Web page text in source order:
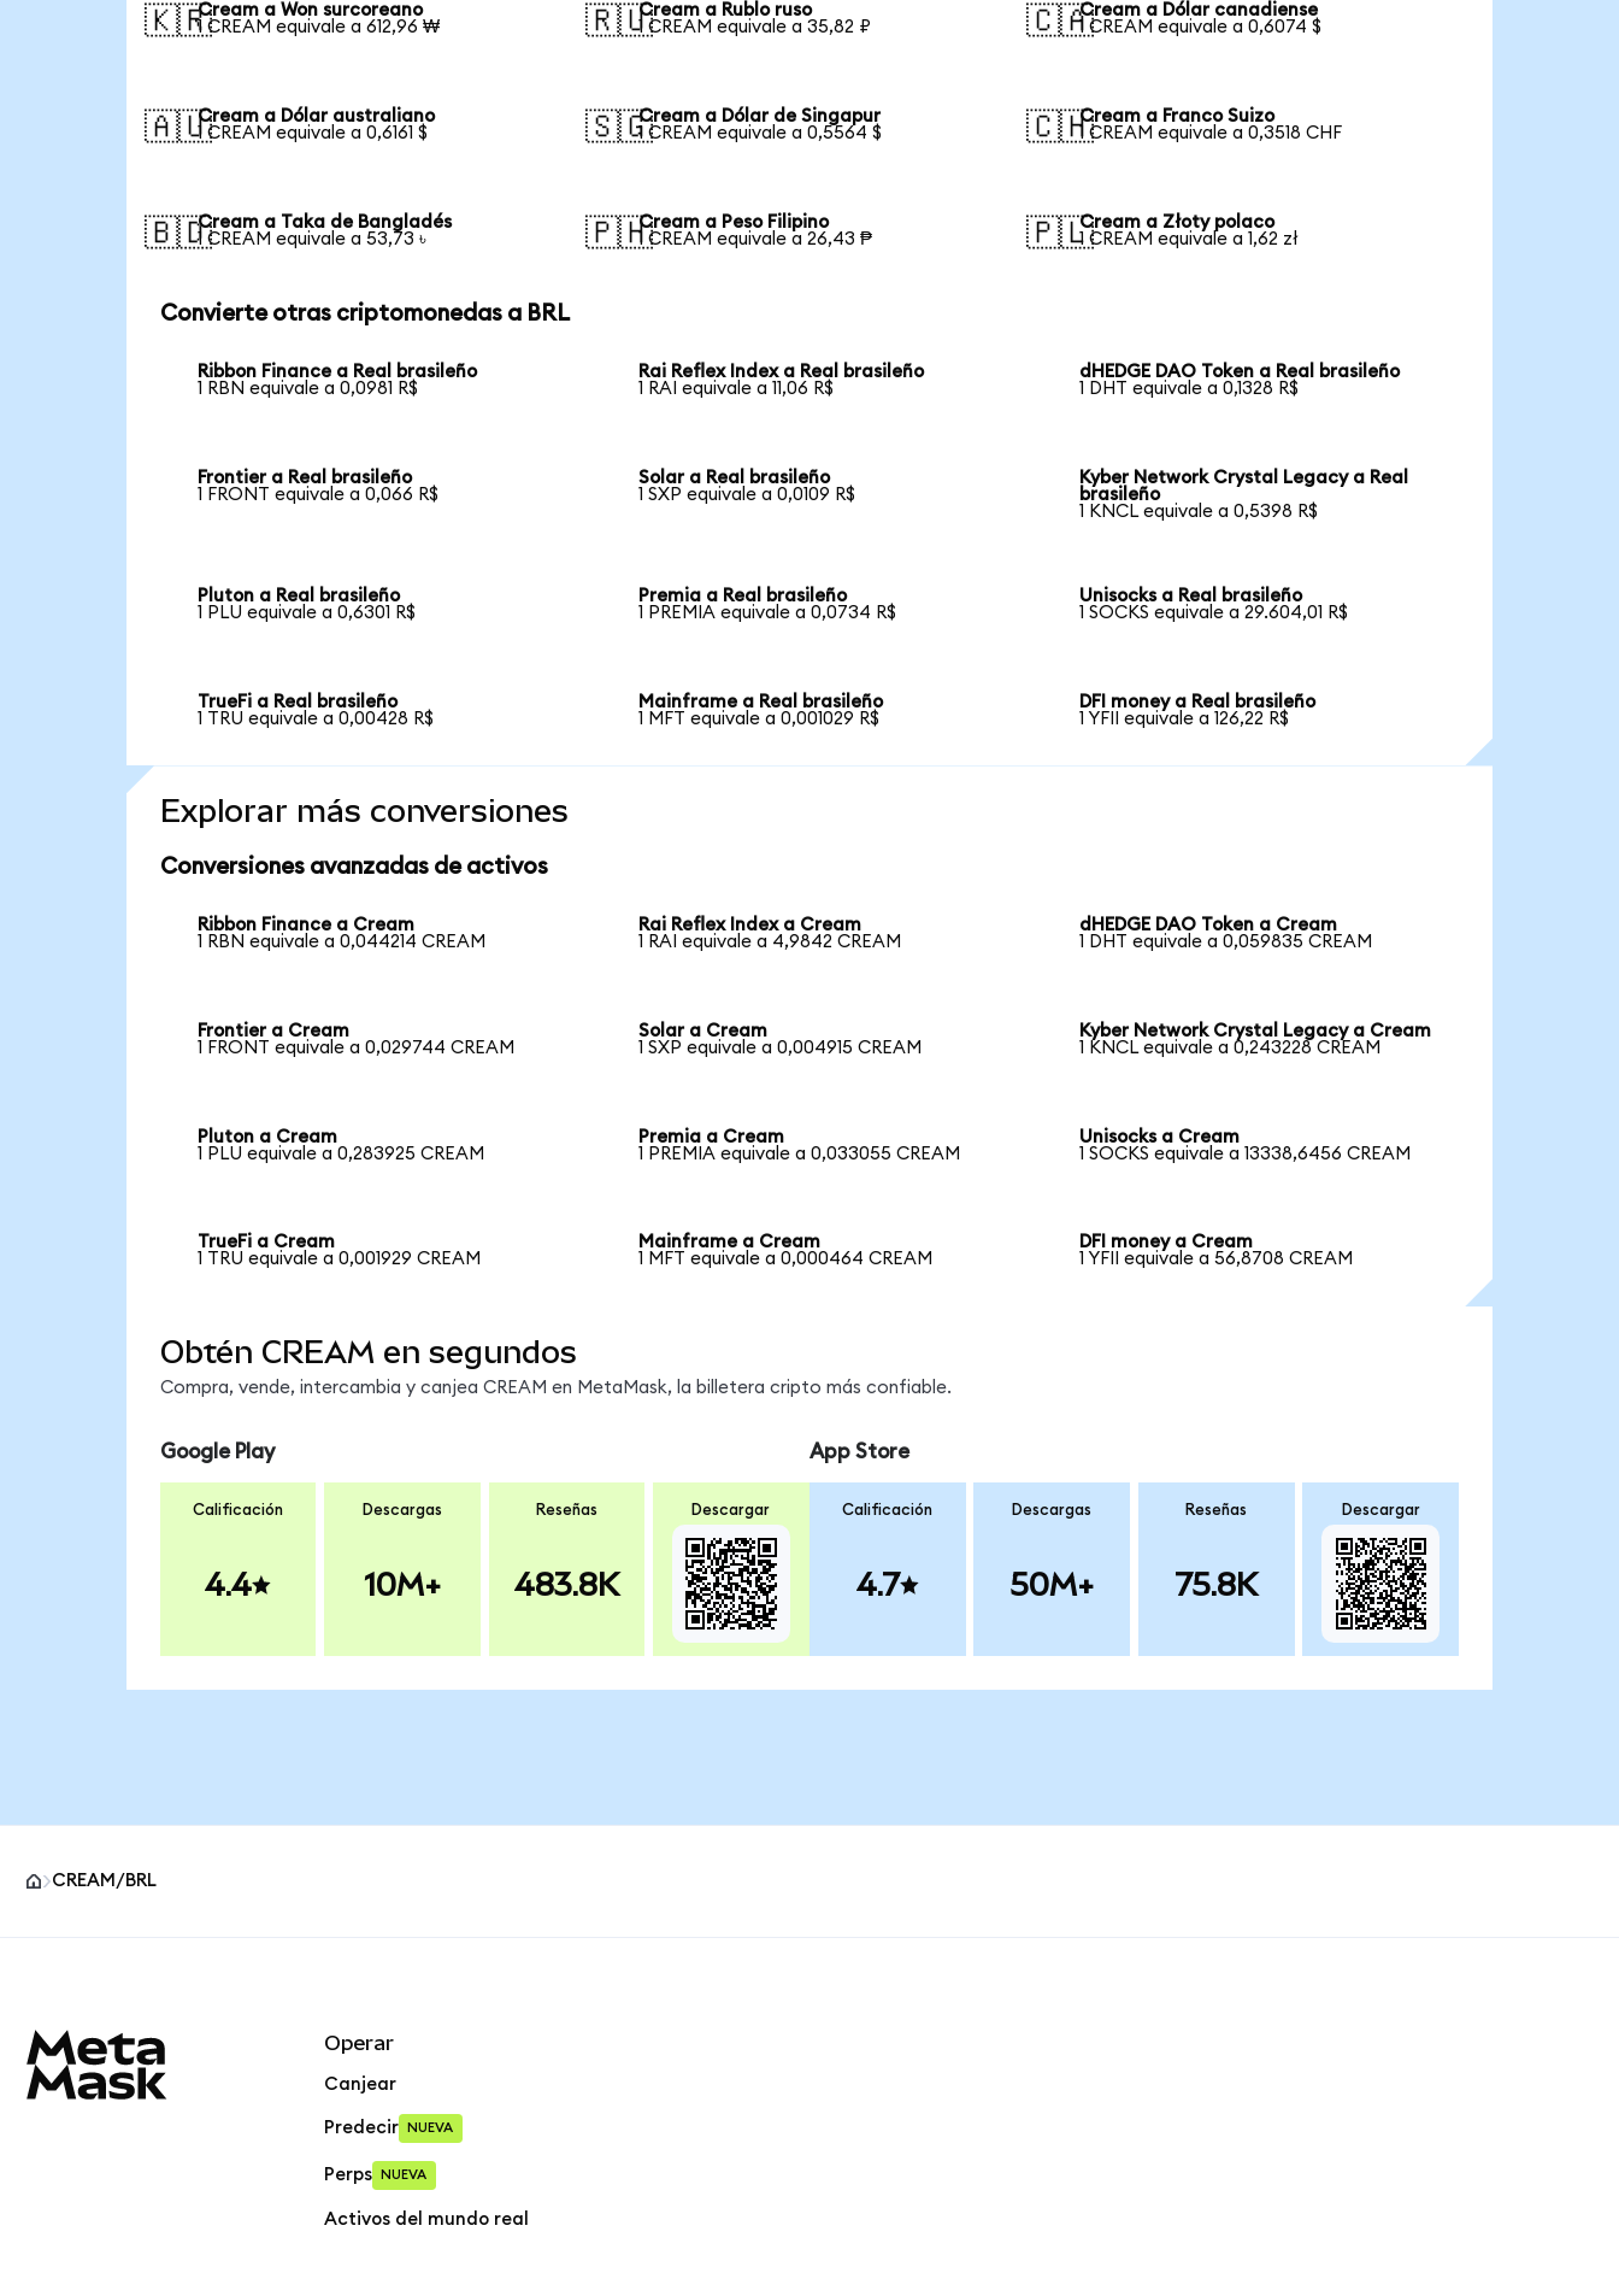
🇰🇷Cream a Won surcoreano
1 CREAM equivale a 612,96 ₩
🇷🇺Cream a Rublo ruso
1 CREAM equivale a 35,82 ₽
🇨🇦Cream a Dólar canadiense
1 CREAM equivale a 0,6074 $
🇦🇺Cream a Dólar australiano
1 CREAM equivale a 0,6161 $
🇸🇬Cream a Dólar de Singapur
1 CREAM equivale a 0,5564 $
🇨🇭Cream a Franco Suizo
1 CREAM equivale a 0,3518 CHF
🇧🇩Cream a Taka de Bangladés
1 CREAM equivale a 53,73 ৳
🇵🇭Cream a Peso Filipino
1 CREAM equivale a 26,43 ₱
🇵🇱Cream a Złoty polaco
1 CREAM equivale a 1,62 zł
Convierte otras criptomonedas a BRL
Ribbon Finance a Real brasileño
1 RBN equivale a 0,0981 R$
Rai Reflex Index a Real brasileño
1 RAI equivale a 11,06 R$
dHEDGE DAO Token a Real brasileño
1 DHT equivale a 0,1328 R$
Frontier a Real brasileño
1 FRONT equivale a 0,066 R$
Solar a Real brasileño
1 SXP equivale a 0,0109 R$
Kyber Network Crystal Legacy a Real
brasileño
1 KNCL equivale a 0,5398 R$
Pluton a Real brasileño
1 PLU equivale a 0,6301 R$
Premia a Real brasileño
1 PREMIA equivale a 0,0734 R$
Unisocks a Real brasileño
1 SOCKS equivale a 29.604,01 R$
TrueFi a Real brasileño
1 TRU equivale a 0,00428 R$
Mainframe a Real brasileño
1 MFT equivale a 0,001029 R$
DFI money a Real brasileño
1 YFII equivale a 126,22 R$
Explorar más conversiones
Conversiones avanzadas de activos
Ribbon Finance a Cream
1 RBN equivale a 0,044214 CREAM
Rai Reflex Index a Cream
1 RAI equivale a 4,9842 CREAM
dHEDGE DAO Token a Cream
1 DHT equivale a 0,059835 CREAM
Frontier a Cream
1 FRONT equivale a 0,029744 CREAM
Solar a Cream
1 SXP equivale a 0,004915 CREAM
Kyber Network Crystal Legacy a Cream
1 KNCL equivale a 0,243228 CREAM
Pluton a Cream
1 PLU equivale a 0,283925 CREAM
Premia a Cream
1 PREMIA equivale a 0,033055 CREAM
Unisocks a Cream
1 SOCKS equivale a 13338,6456 CREAM
TrueFi a Cream
1 TRU equivale a 0,001929 CREAM
Mainframe a Cream
1 MFT equivale a 0,000464 CREAM
DFI money a Cream
1 YFII equivale a 56,8708 CREAM
Obtén CREAM en segundos
Compra, vende, intercambia y canjea CREAM en MetaMask, la billetera cripto más confiable.
Google Play
Calificación
4.4
Descargas
10M+
Reseñas
483.8K
Descargar
App Store
Calificación
4.7
Descargas
50M+
Reseñas
75.8K
Descargar
CREAM/BRL
Operar
Canjear
Predecir NUEVA
Perps NUEVA
Activos del mundo real